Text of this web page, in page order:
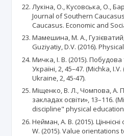
Лукіна, О., Кусовська, О.,
Journal of Southern
Caucasus. Economic and
Мамешина, М. А., Гузієватий,
Guziyatiy, D.V. (2016).
Мичка, І. В. (2015).
Україні, 2, 45–47. (Michka,
Ukraine, 2, 45-47).
Міщенко, В. Л., Чомпова, А.
закладах освіти», 13–116.
discipline" physical
Нейман, А. В. (2015).
W. (2015). Value